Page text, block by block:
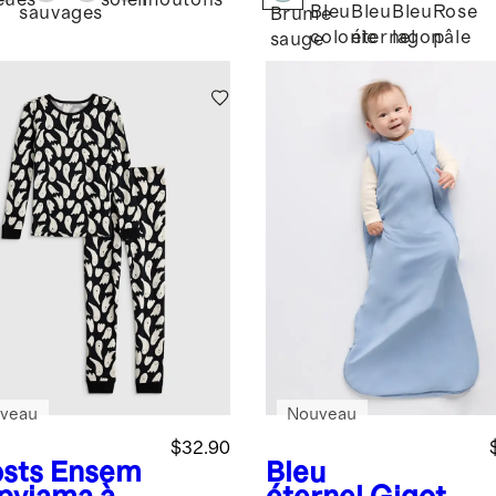
sauvages
Brume
sauge
Bleu
colonie
Bleu
éternel
Bleu
lagon
Rose
pâle
Ensem
$32.90
Bleu
Nouveau